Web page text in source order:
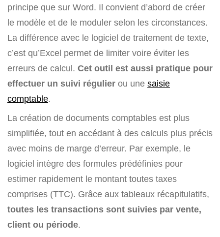
principe que sur Word. Il convient d’abord de créer
le modèle et de le moduler selon les circonstances.
La différence avec le logiciel de traitement de texte,
c’est qu’Excel permet de limiter voire éviter les
erreurs de calcul. Cet outil est aussi pratique pour
effectuer un suivi régulier ou une saisie
comptable.
La création de documents comptables est plus
simplifiée, tout en accédant à des calculs plus précis
avec moins de marge d’erreur. Par exemple, le
logiciel intègre des formules prédéfinies pour
estimer rapidement le montant toutes taxes
comprises (TTC). Grâce aux tableaux récapitulatifs,
toutes les transactions sont suivies par vente,
client ou période.